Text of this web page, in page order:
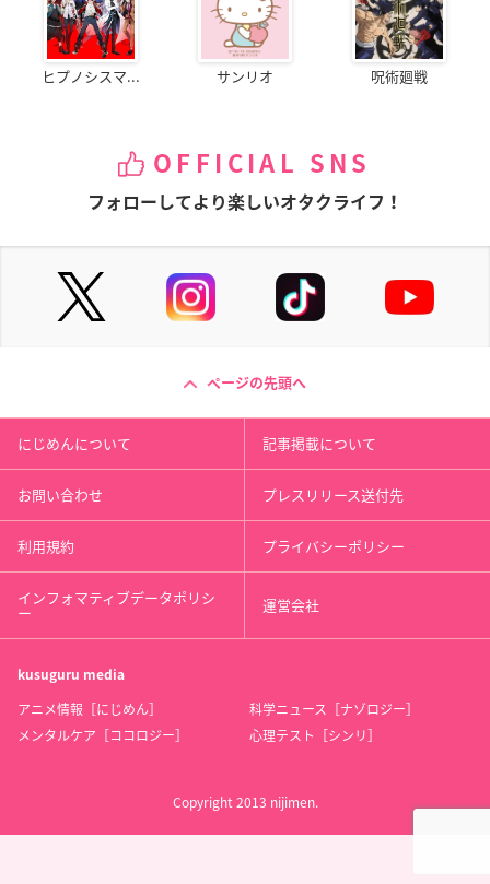
ヒプノシスマ... サンリオ 呪術廻戦
OFFICIAL SNS
フォローしてより楽しいオタクライフ！
ページの先頭へ
にじめんについて 記事掲載について
お問い合わせ プレスリリース送付先
利用規約 プライバシーポリシー
インフォマティブデータポリシ
ー 運営会社
kusuguru media
アニメ情報［にじめん］
科学ニュース［ナゾロジー］
メンタルケア［ココロジー］
心理テスト［シンリ］
Copyright 2013 nijimen.